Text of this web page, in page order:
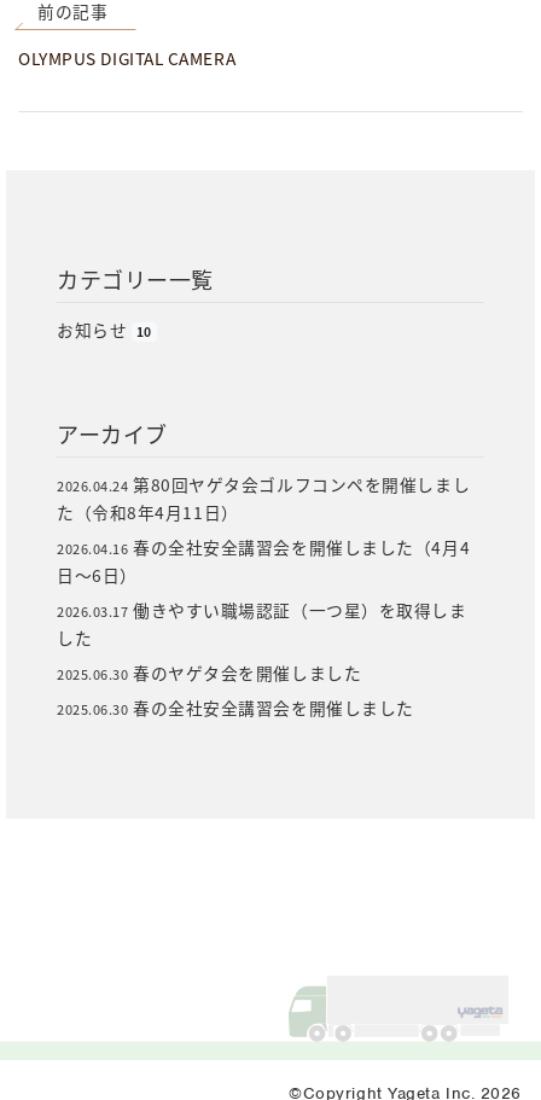
前の記事
OLYMPUS DIGITAL CAMERA
カテゴリー一覧
お知らせ 10
アーカイブ
2026.04.24 第80回ヤゲタ会ゴルフコンペを開催しまし
た（令和8年4月11日）
2026.04.16 春の全社安全講習会を開催しました（4月4
日～6日）
2026.03.17 働きやすい職場認証（一つ星）を取得しま
した
2025.06.30 春のヤゲタ会を開催しました
2025.06.30 春の全社安全講習会を開催しました
©Copyright Yageta Inc. 2026